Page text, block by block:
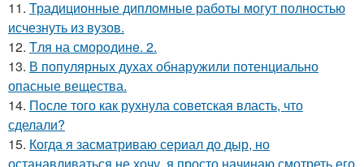
11. Традиционные дипломные работы могут полностью
исчезнуть из вузов.
12. Tля на сморoдинe. 2.
13. В популярных духах обнаружили потенциально
опасные вещества.
14. После того как рухнула советская власть, что
сделали?
15. Когда я засматриваю сериал до дыр, но